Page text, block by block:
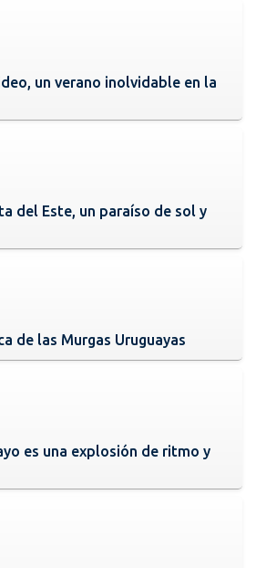
un verano inolvidable en la
del Este, un paraíso de sol y
de las Murgas Uruguayas
es una explosión de ritmo y